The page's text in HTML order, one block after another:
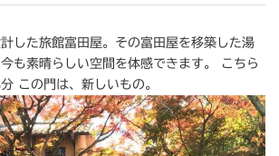
した旅館富田屋。その富田屋を移築した湯
も素晴らしい空間を体感できます。 こちら
この門は、新しいもの。